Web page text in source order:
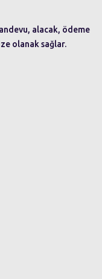
alacak, ödeme
olanak sağlar.